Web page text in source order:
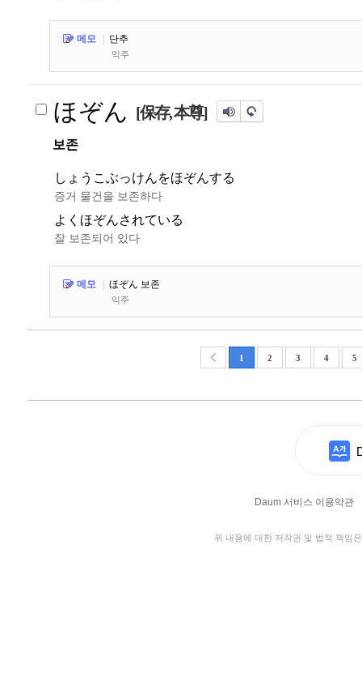
메모 단추
익주
ほぞん [保存, 本尊]
보존
しょうこぶっけんをほぞんする
증거 물건을 보존하다
よくほぞんされている
잘 보존되어 있다
메모 ほぞん 보존
익주
1 2 3 4 5
Daum 서비스 이용약관
위 내용에 대한 저작권 및 법적 책임